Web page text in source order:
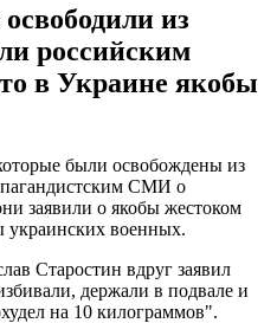
из
российским
в Украине якобы
были освобождены из
СМИ о
заявили о якобы жестоком
украинских военных.
Старостин вдруг заявил
держали в подвале и
на 10 килограммов".